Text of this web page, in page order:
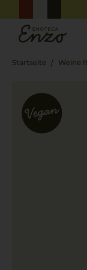
Startseite Weine